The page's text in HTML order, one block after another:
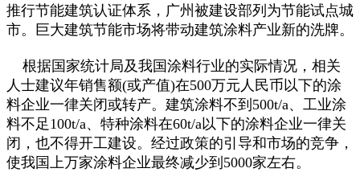
推行节能建筑认证体系，广州被建设部列为节能试点城
市。巨大建筑节能市场将带动建筑涂料产业新的洗牌。
根据国家统计局及我国涂料行业的实际情况，相关
人士建议年销售额(或产值)在500万元人民币以下的涂
料企业一律关闭或转产。建筑涂料不到500t/a、工业涂
料不足100t/a、特种涂料在60t/a以下的涂料企业一律关
闭，也不得开工建设。经过政策的引导和市场的竞争，
使我国上万家涂料企业最终减少到5000家左右。